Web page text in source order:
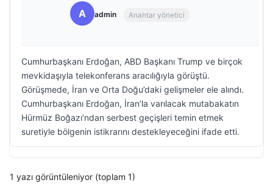
A admin Anahtar yönetici
Cumhurbaşkanı Erdoğan, ABD Başkanı Trump ve birçok
mevkidaşıyla telekonferans aracılığıyla görüştü.
Görüşmede, İran ve Orta Doğu’daki gelişmeler ele alındı.
Cumhurbaşkanı Erdoğan, İran’la varılacak mutabakatın
Hürmüz Boğazı’ndan serbest geçişleri temin etmek
suretiyle bölgenin istikrarını destekleyeceğini ifade etti.
1 yazı görüntüleniyor (toplam 1)